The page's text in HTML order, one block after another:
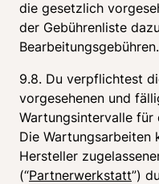
die gesetzlich
der Gebührenliste
Bearbeitungsgebühren.
9.8. Du verpflichtest
vorgesehenen und
Wartungsintervalle für
Die Wartungsarbeiten
Hersteller
(“Partnerwerkstatt”)